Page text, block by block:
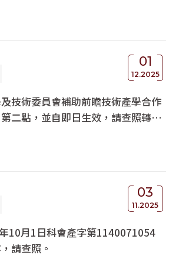
01
12.2025
技術委員會補助前瞻技術產學合作
二點，並自即日生效，請查照轉
03
11.2025
10月1日科會產字第1140071054
請查照。